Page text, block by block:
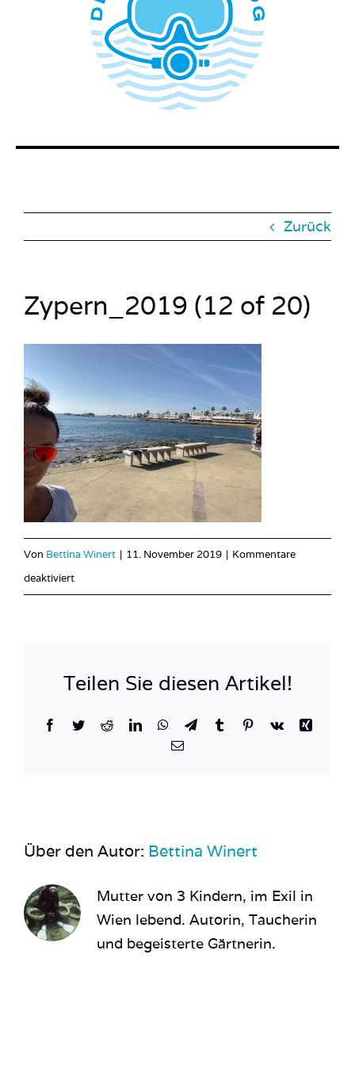
WER STECKT HINTER DEM TAUCHERBLOG?
BUCH BESTELLEN
Zurück
Zypern_2019 (12 of 20)
Von Bettina Winert | 11. November 2019 | Kommentare
deaktiviertfür
20)
Teilen Sie diesen Artikel!
Facebook
TwitterRedditLinkedInWhatsApp
TelegramTumblrPinterest
Vk
Xing
E-
Über den Autor: Bettina Winert
Mutter von 3 Kindern, im Exil in
Wien lebend. Autorin, Taucherin
und begeisterte Gärtnerin.